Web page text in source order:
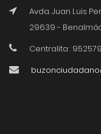
Avda. Juan Luis
29639 -
Centralita :